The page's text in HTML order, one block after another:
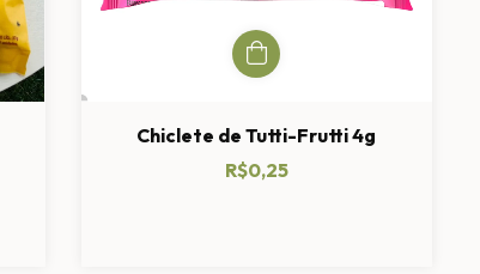
Chiclete de Tutti-Frutti 4g
R$0,25